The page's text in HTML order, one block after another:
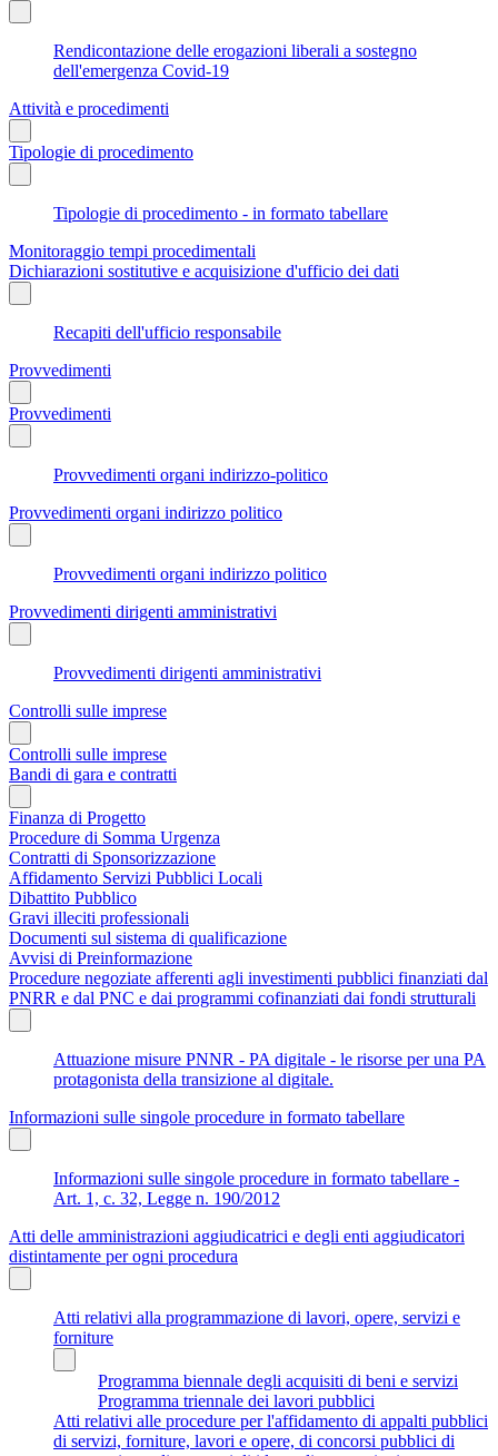
Rendicontazione delle erogazioni liberali a sostegno
dell'emergenza Covid-19
Attività e procedimenti
Tipologie di procedimento
Tipologie di procedimento - in formato tabellare
Monitoraggio tempi procedimentali
Dichiarazioni sostitutive e acquisizione d'ufficio dei dati
Recapiti dell'ufficio responsabile
Provvedimenti
Provvedimenti
Provvedimenti organi indirizzo-politico
Provvedimenti organi indirizzo politico
Provvedimenti organi indirizzo politico
Provvedimenti dirigenti amministrativi
Provvedimenti dirigenti amministrativi
Controlli sulle imprese
Controlli sulle imprese
Bandi di gara e contratti
Finanza di Progetto
Procedure di Somma Urgenza
Contratti di Sponsorizzazione
Affidamento Servizi Pubblici Locali
Dibattito Pubblico
Gravi illeciti professionali
Documenti sul sistema di qualificazione
Avvisi di Preinformazione
Procedure negoziate afferenti agli investimenti pubblici finanziati dal
PNRR e dal PNC e dai programmi cofinanziati dai fondi strutturali
Attuazione misure PNNR - PA digitale - le risorse per una PA
protagonista della transizione al digitale.
Informazioni sulle singole procedure in formato tabellare
Informazioni sulle singole procedure in formato tabellare -
Art. 1, c. 32, Legge n. 190/2012
Atti delle amministrazioni aggiudicatrici e degli enti aggiudicatori
distintamente per ogni procedura
Atti relativi alla programmazione di lavori, opere, servizi e
forniture
Programma biennale degli acquisiti di beni e servizi
Programma triennale dei lavori pubblici
Atti relativi alle procedure per l'affidamento di appalti pubblici
di servizi, forniture, lavori e opere, di concorsi pubblici di